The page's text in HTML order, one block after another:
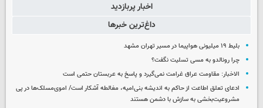
اخبار پربازدید
داغ‌ترین خبرها
بلیط ۱۹ میلیونی هواپیما در مسیر تهران مشهد
چرا رونالدو به مسی تسلیت نگفت؟
الاخبار: مقاومت عراق غرامت نمی‌گیرد و پاسخ به عربستان حتمی است
ادعای تعلق اطاعت از حاکم به اندیشه بنی‌امیه، مغالطه آشکار است/ اموی‌مسلک‌ها در پی
مشروعیت‌بخشی به سازش با دشمن هستند